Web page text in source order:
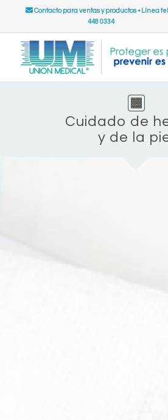
Contacto para ventas y productos• Línea
448 0334
Cuidado de
y de la